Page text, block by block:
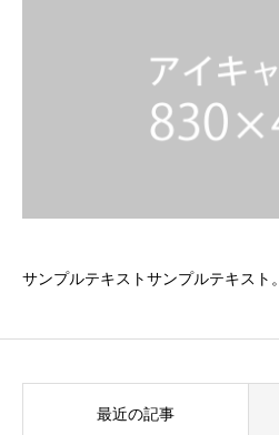
サンプルテキストサンプルテキスト。
最近の記事